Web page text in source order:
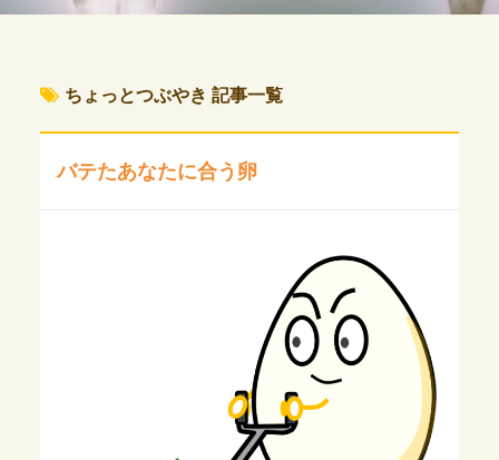
ちょっとつぶやき 記事一覧
バテたあなたに合う卵